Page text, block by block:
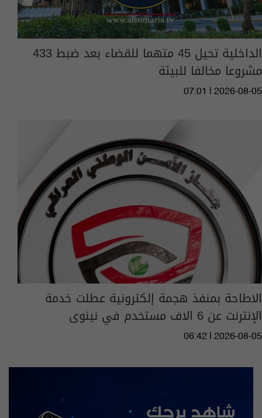
الداخلية تحيل 45 متهما للقضاء بعد ضبط 433
مشروعا مخالفا للبيئة
07:01 | 2026-08-05
الاطاحة بمنفذ هجمة إلكترونية عطلت خدمة
الإنترنت عن 6 الاف مستخدم في نينوى
06:42 | 2026-08-05